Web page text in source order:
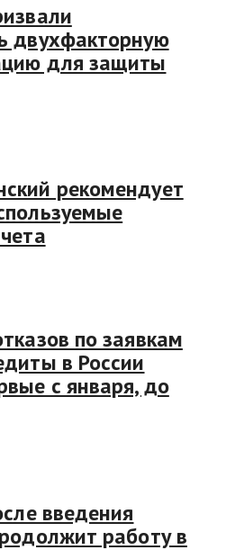
двухфакторную
для защиты
рекомендует
по заявкам
в России
с января, до
введения
работу в